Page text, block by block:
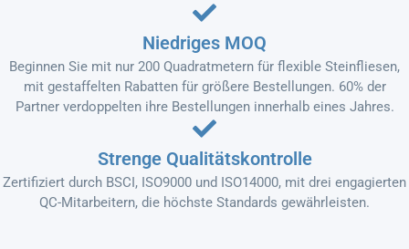
Niedriges MOQ
Beginnen Sie mit nur 200 Quadratmetern für flexible Steinfliesen,
mit gestaffelten Rabatten für größere Bestellungen. 60% der
Partner verdoppelten ihre Bestellungen innerhalb eines Jahres.
Strenge Qualitätskontrolle
Zertifiziert durch BSCI, ISO9000 und ISO14000, mit drei engagierten
QC-Mitarbeitern, die höchste Standards gewährleisten.